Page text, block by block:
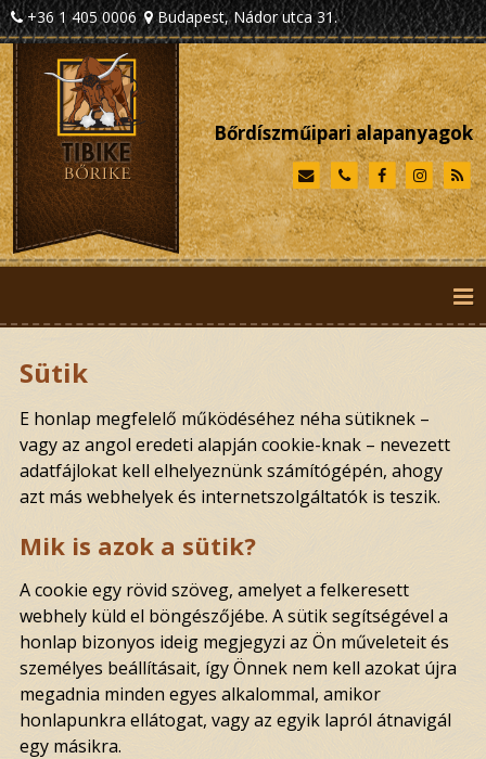
+36 1 405 0006 Budapest, Nádor utca 31.
Bőrdíszműipari alapanyagok
Sütik
E honlap megfelelő működéséhez néha sütiknek –
vagy az angol eredeti alapján cookie-knak – nevezett
adatfájlokat kell elhelyeznünk számítógépén, ahogy
azt más webhelyek és internetszolgáltatók is teszik.
Mik is azok a sütik?
A cookie egy rövid szöveg, amelyet a felkeresett
webhely küld el böngészőjébe. A sütik segítségével a
honlap bizonyos ideig megjegyzi az Ön műveleteit és
személyes beállításait, így Önnek nem kell azokat újra
megadnia minden egyes alkalommal, amikor
honlapunkra ellátogat, vagy az egyik lapról átnavigál
egy másikra.